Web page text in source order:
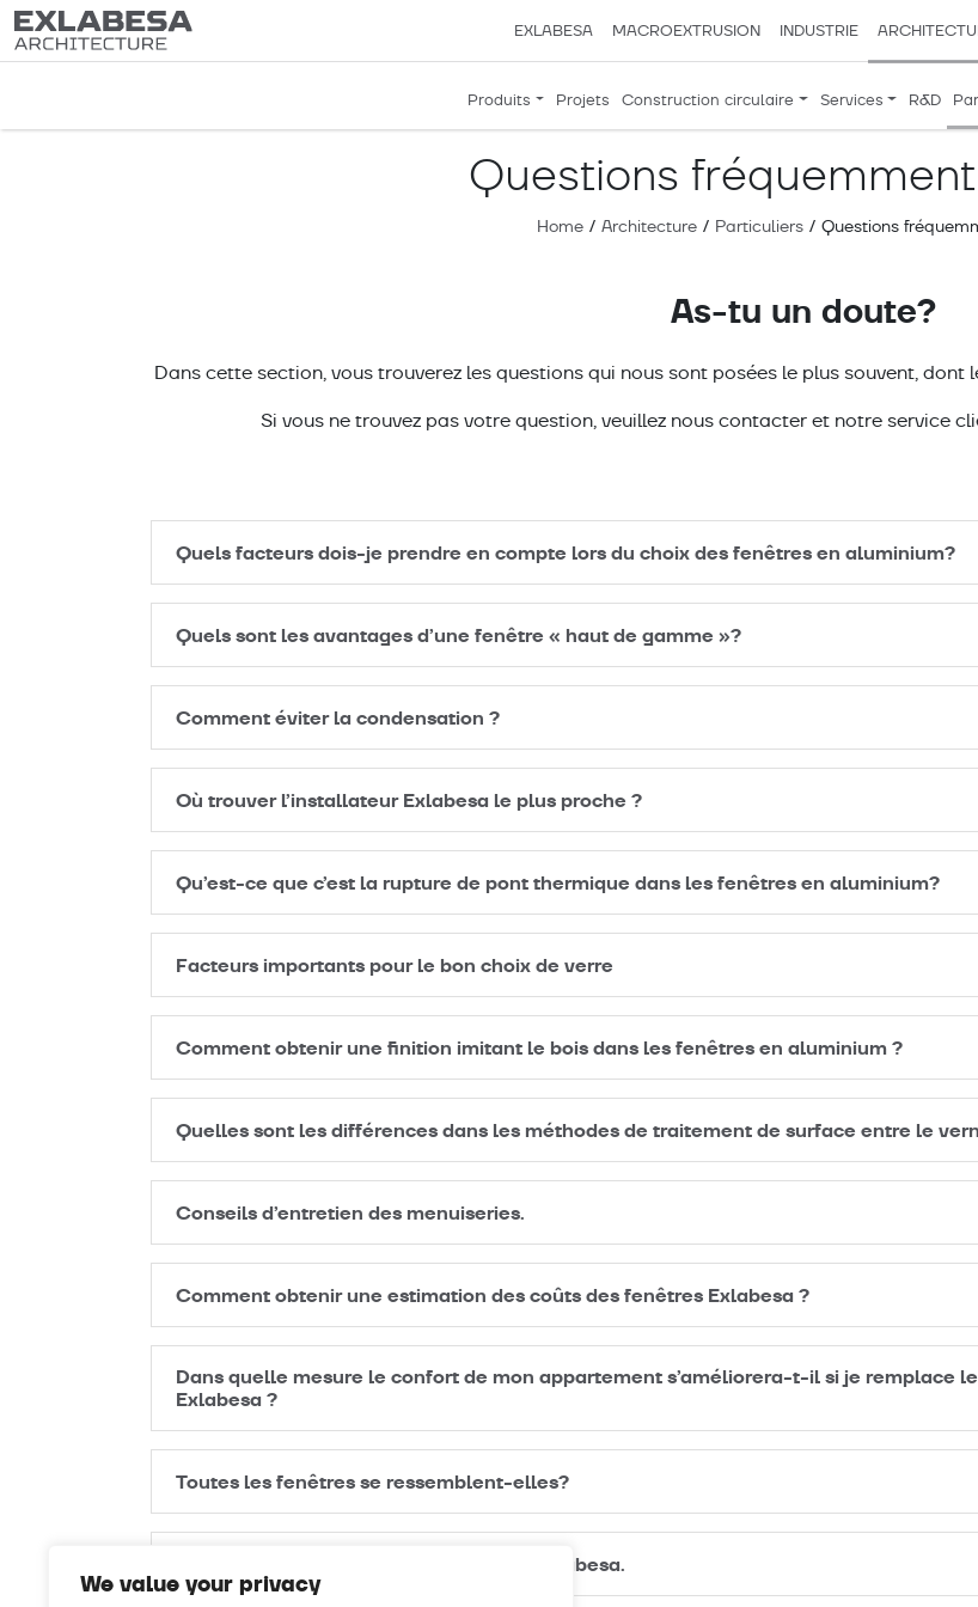
We value your privacy
EXLABESA MACROEXTRUSION INDUSTRIE
Produits Projets Construction circulaire Services R&D
Questions
Home / Architecture / Particuliers / Questions
As-tu un doute?
Dans cette section, vous trouverez les questions qui nous sont posées le plus souvent,
Si vous ne trouvez pas votre question, veuillez nous contacter et notre service
Quels facteurs dois-je prendre en compte lors du choix des fenêtres en aluminium?
Quels sont les avantages d’une fenêtre « haut de gamme »?
Comment éviter la condensation ?
Où trouver l’installateur Exlabesa le plus proche ?
Qu’est-ce que c’est la rupture de pont thermique dans les fenêtres en aluminium?
Facteurs importants pour le bon choix de verre
Comment obtenir une finition imitant le bois dans les fenêtres en aluminium ?
Quelles sont les différences dans les méthodes de traitement de surface entre le
Conseils d’entretien des menuiseries.
Comment obtenir une estimation des coûts des fenêtres Exlabesa ?
Dans quelle mesure le confort de mon appartement s’améliorera-t-il si je remplace
Exlabesa ?
Toutes les fenêtres se ressemblent-elles?
Types d’ouvertures dans les systèmes Exlabesa.